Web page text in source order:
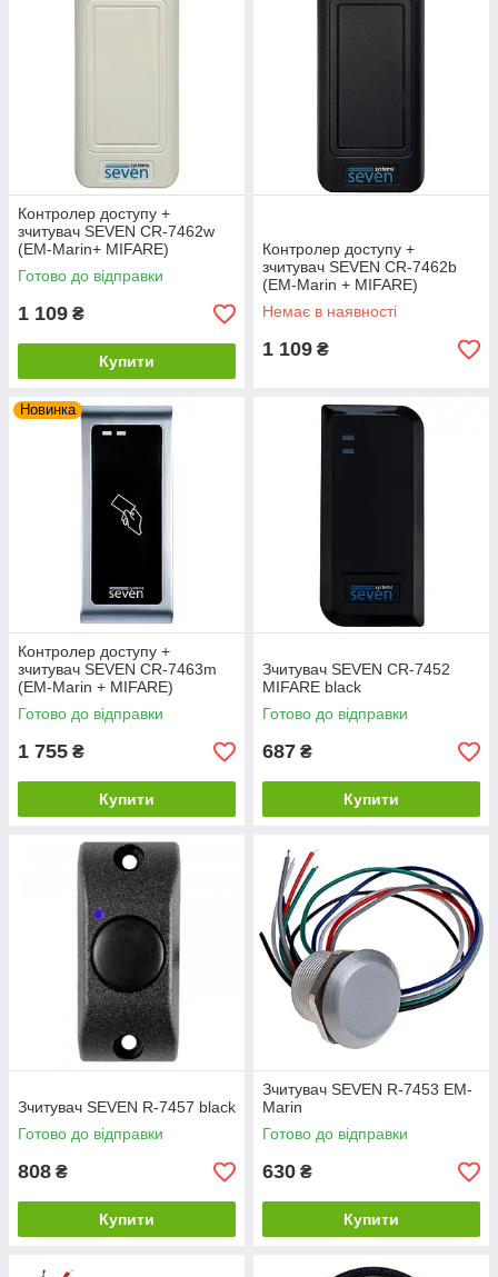
Контролер доступу +
зчитувач SEVEN CR-7462w
(EM-Marin+ MIFARE)
Готово до відправки
1 109 ₴
Купити
Контролер доступу +
зчитувач SEVEN CR-7462b
(EM-Marin + MIFARE)
Немає в наявності
1 109 ₴
Новинка
Контролер доступу +
зчитувач SEVEN CR-7463m
(EM-Marin + MIFARE)
Готово до відправки
1 755 ₴
Купити
Зчитувач SEVEN CR-7452
MIFARE black
Готово до відправки
687 ₴
Купити
Зчитувач SEVEN R-7457 black
Готово до відправки
808 ₴
Купити
Зчитувач SEVEN R-7453 EM-
Marin
Готово до відправки
630 ₴
Купити